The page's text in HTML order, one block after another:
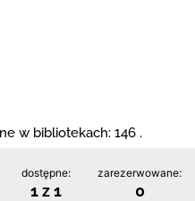
w bibliotekach: 146 .
dostępne:
1 z 1
zarezerwowane:
0